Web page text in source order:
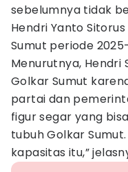
sebelumnya tidak
Hendri Yanto
Sumut periode
Menurutnya, Hendri
Golkar Sumut
partai dan
figur segar yang
tubuh Golkar
kapasitas itu,”